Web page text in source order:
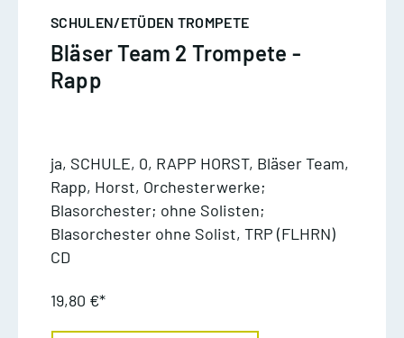
SCHULEN/ETÜDEN TROMPETE
Bläser Team 2 Trompete -
Rapp
ja, SCHULE, 0, RAPP HORST, Bläser Team,
Rapp, Horst, Orchesterwerke;
Blasorchester; ohne Solisten;
Blasorchester ohne Solist, TRP (FLHRN)
CD
19,80 €*